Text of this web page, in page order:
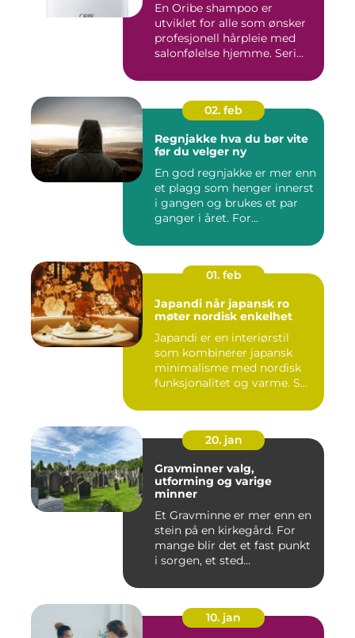
En Oribe shampoo er
utviklet for alle som ønsker
profesjonell hårpleie med
salonfølelse hjemme. Seri...
02. feb
Regnjakke hva du bør vite
før du velger ny
En god regnjakke er mer enn
et plagg som henger innerst
i gangen og brukes et par
ganger i året. For...
01. feb
Japandi når japansk ro
møter nordisk enkelhet
Japandi er en interiørstil
som kombinerer japansk
minimalisme med nordisk
funksjonalitet og varme. S...
20. jan
Gravminner valg,
utforming og varige
minner
Et Gravminne er mer enn en
stein på en kirkegård. For
mange blir det et fast punkt
i sorgen, et sted...
10. jan